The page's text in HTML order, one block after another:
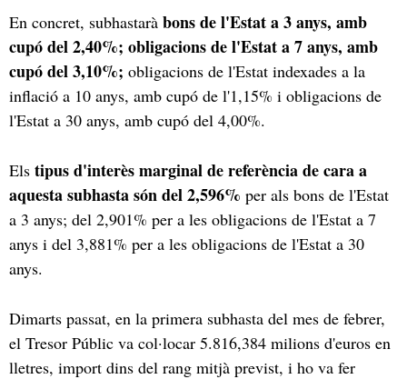
En concret, subhastarà bons de l'Estat a 3 anys, amb
cupó del 2,40%; obligacions de l'Estat a 7 anys, amb
cupó del 3,10%; obligacions de l'Estat indexades a la
inflació a 10 anys, amb cupó de l'1,15% i obligacions de
l'Estat a 30 anys, amb cupó del 4,00%.
Els tipus d'interès marginal de referència de cara a
aquesta subhasta són del 2,596% per als bons de l'Estat
a 3 anys; del 2,901% per a les obligacions de l'Estat a 7
anys i del 3,881% per a les obligacions de l'Estat a 30
anys.
Dimarts passat, en la primera subhasta del mes de febrer,
el Tresor Públic va col·locar 5.816,384 milions d'euros en
lletres, import dins del rang mitjà previst, i ho va fer